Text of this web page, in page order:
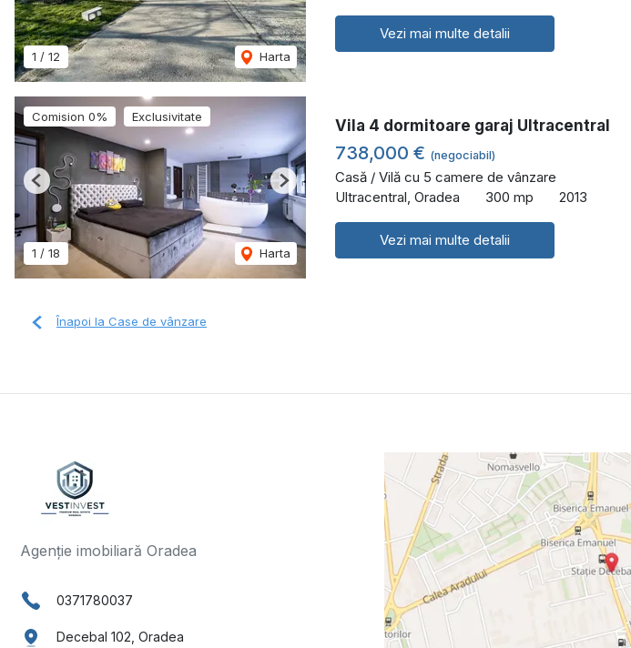
1 / 12 Harta
Vezi mai multe detalii
Comision 0% Exclusivitate
1 / 18 Harta
Previous Next
Vila 4 dormitoare garaj Ultracentral
738,000 € (negociabil)
Casă / Vilă cu 5 camere de vânzare
Ultracentral, Oradea
300 mp 2013
Vezi mai multe detalii
Înapoi la Case de vânzare
Agenție imobiliară Oradea
0371780037
Decebal 102, Oradea